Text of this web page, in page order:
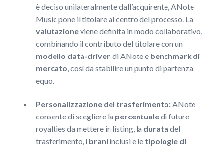
è deciso unilateralmente dall’acquirente, ANote
Music pone il titolare al centro del processo. La
valutazioneviene definita in modo collaborativo,
combinando il contributo del titolare con un
modello data-driven di ANote e benchmark di
mercato, così da stabilire un punto di partenza
equo.
Personalizzazione del trasferimento: ANote
consente di scegliere la percentualedi future
royalties da mettere in listing, la durata del
trasferimento, i brani inclusi e le tipologie di